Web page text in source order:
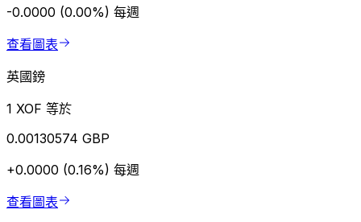
-0.0000 (0.00%) 每週
查看圖表
英國鎊
1 XOF 等於
0.00130574 GBP
+0.0000 (0.16%) 每週
查看圖表